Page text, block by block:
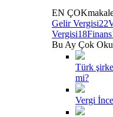
EN ÇOK
Gelir Vergisi22
Vergisi18Finans
Bu Ay Çok
Türk
mi?
Vergi